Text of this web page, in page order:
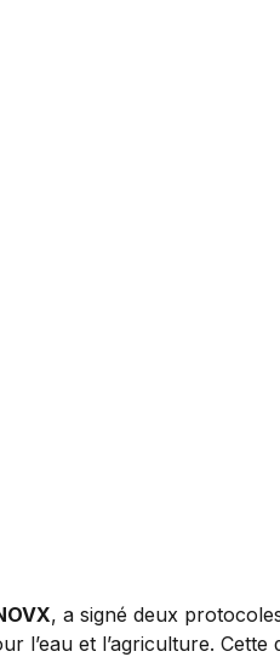
, a signé deux
et l’agriculture. Cette